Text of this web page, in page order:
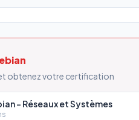
obtenez votre certification
- Réseaux et Systèmes